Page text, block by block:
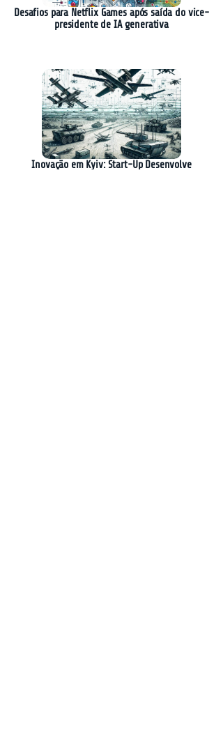
Desafios para Netflix Games após saída do vice-
presidente de IA generativa
Inovação em Kyiv: Start-Up Desenvolve